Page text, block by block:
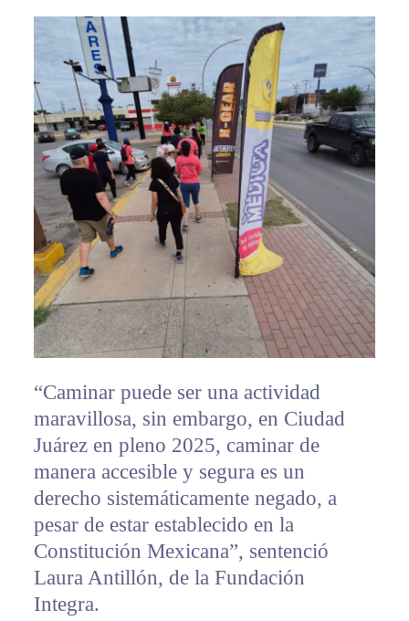
“Caminar puede ser una actividad
maravillosa, sin embargo, en Ciudad
Juárez en pleno 2025, caminar de
manera accesible y segura es un
derecho sistemáticamente negado, a
pesar de estar establecido en la
Constitución Mexicana”, sentenció
Laura Antillón, de la Fundación
Integra.